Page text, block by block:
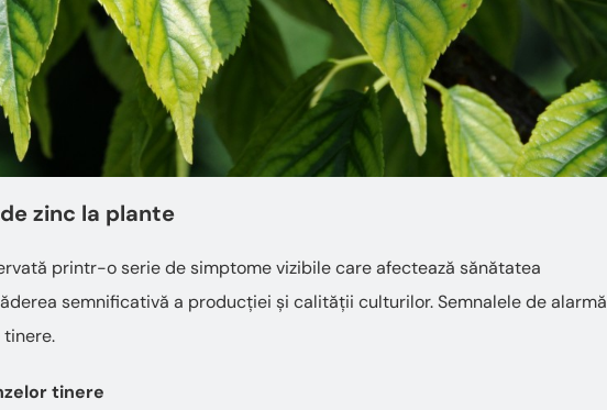
zinc la plante
printr-o serie de simptome vizibile care afectează sănătatea
semnificativă a producției și calității culturilor. Semnalele de alarmă
tinere